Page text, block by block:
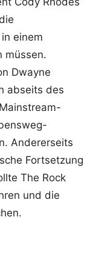
einem
müssen.
Dwayne
abseits des
Andererseits
Fortsetzung
The Rock
und die